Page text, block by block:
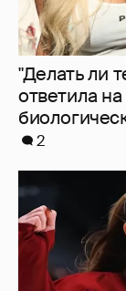
Камила
вернутся